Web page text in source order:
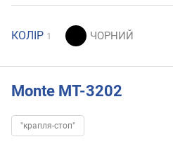
КОЛІР 1
Monte MT-3202
"крапля-стоп"